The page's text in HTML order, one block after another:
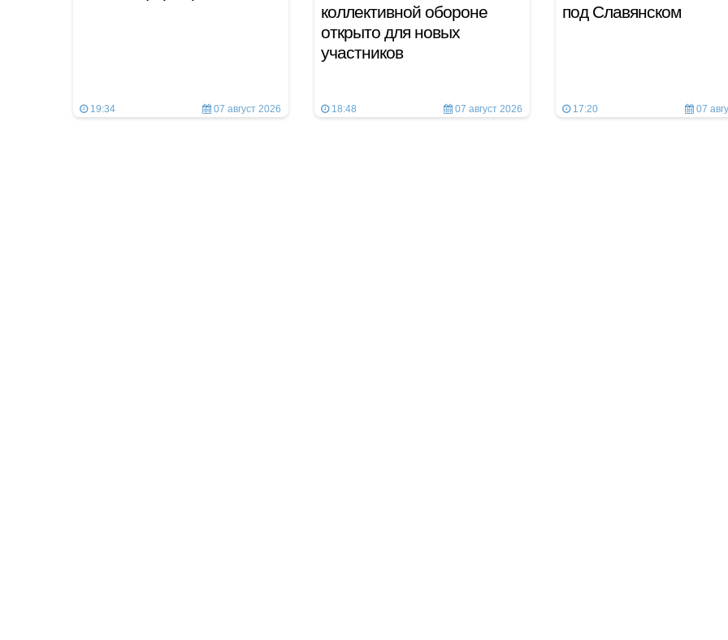
19:34 07 август 2026
коллективной обороне
открыто для новых
участников
18:48 07 август 2026
под Славянском
17:20 07